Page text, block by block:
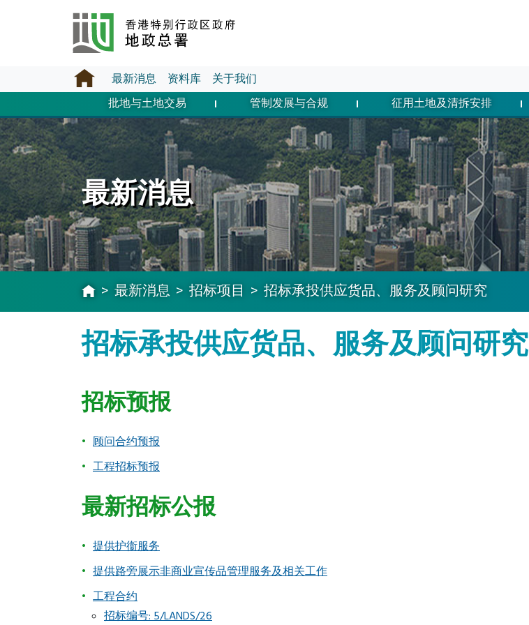
最新消息 资料库
关于我们
批地与土地交易
管制发展与合规 征用土地及清拆安排
最新消息
最新消息 招标项目 招标承投供应货品、服务及顾问研究
招标承投供应货品、服务及顾问研究
招标预报
顾问合约预报
工程招标预报
最新招标公报
提供护衞服务
提供路旁展示非商业宣传品管理服务及相关工作
工程合约
招标编号: 5/LANDS/26